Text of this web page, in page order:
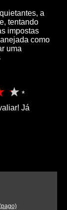
a
tentando
impostas
como
uma
*
Já